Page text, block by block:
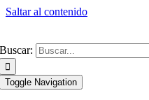
Saltar al contenido
Buscar:
Toggle Navigation